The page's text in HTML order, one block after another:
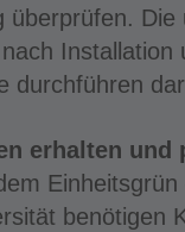
überprüfen.
Installation
durchführen
erhalten und
benötigen